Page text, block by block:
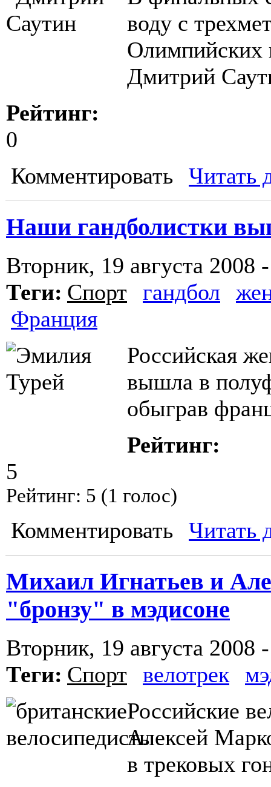
воду с
Олимпийских
Дмитрий
Рейтинг:
0
Комментировать
Читать
Наши гандболистки
Вторник, 19 августа 2008
Теги: Спорт гандбол
Франция
Российская
вышла в
обыграв
Рейтинг:
5
Рейтинг: 5 (1 голос)
Комментировать Читать
Михаил Игнатьев и
"бронзу" в мэдисоне
Вторник, 19 августа 2008
Теги: Спорт велотрек
Российские
Алексей
в трековых